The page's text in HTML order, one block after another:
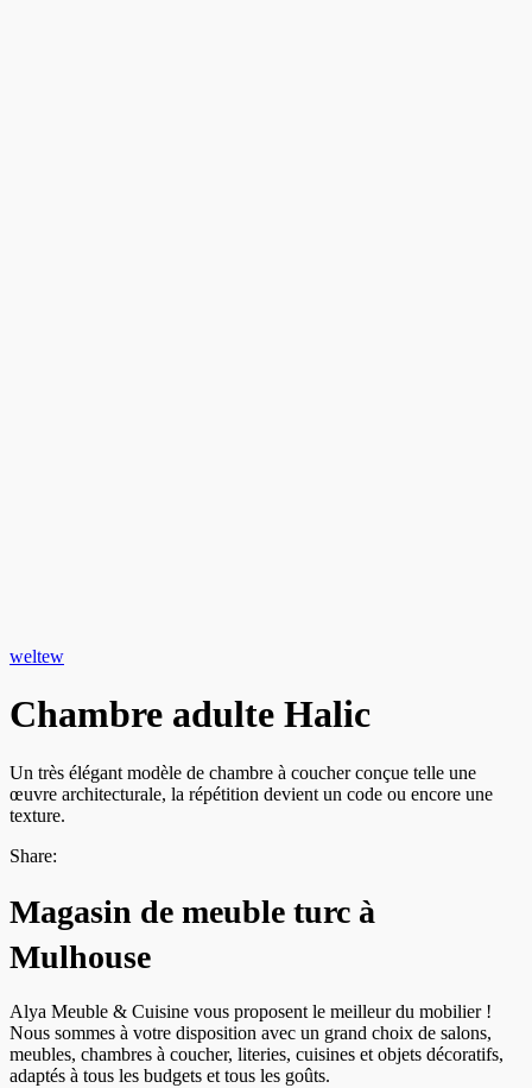
weltew
Chambre adulte Halic
Un très élégant modèle de chambre à coucher conçue telle une
œuvre architecturale, la répétition devient un code ou encore une
texture.
Share:
Magasin de meuble turc à
Mulhouse
Alya Meuble & Cuisine vous proposent le meilleur du mobilier !
Nous sommes à votre disposition avec un grand choix de salons,
meubles, chambres à coucher, literies, cuisines et objets décoratifs,
adaptés à tous les budgets et tous les goûts.